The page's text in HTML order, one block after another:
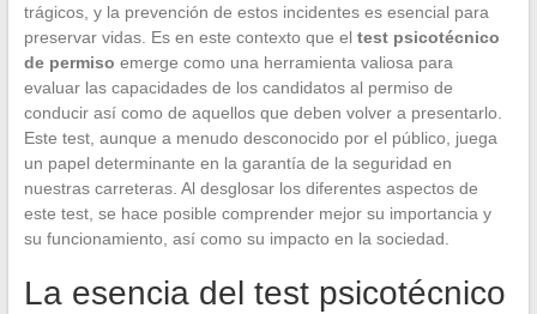
trágicos, y la prevención de estos incidentes es esencial para
preservar vidas. Es en este contexto que el test psicotécnico
de permiso emerge como una herramienta valiosa para
evaluar las capacidades de los candidatos al permiso de
conducir así como de aquellos que deben volver a presentarlo.
Este test, aunque a menudo desconocido por el público, juega
un papel determinante en la garantía de la seguridad en
nuestras carreteras. Al desglosar los diferentes aspectos de
este test, se hace posible comprender mejor su importancia y
su funcionamiento, así como su impacto en la sociedad.
La esencia del test psicotécnico